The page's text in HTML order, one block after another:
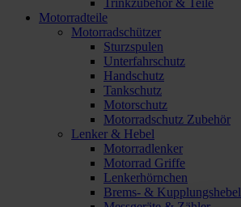
Trinkzubehör & Teile
Motorradteile
Motorradschützer
Sturzspulen
Unterfahrschutz
Handschutz
Tankschutz
Motorschutz
Motorradschutz Zubehör
Lenker & Hebel
Motorradlenker
Motorrad Griffe
Lenkerhörnchen
Brems- & Kupplungshebel